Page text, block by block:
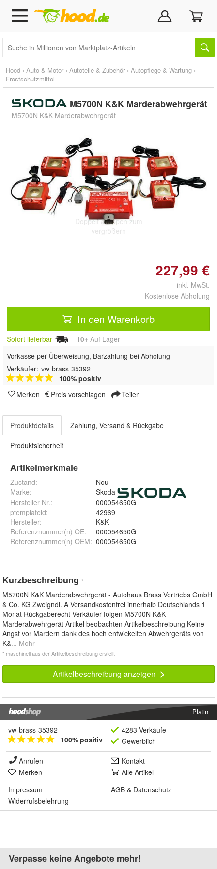
Hood › Auto & Motor › Autoteile & Zubehör › Autopflege & Wartung ›
Frostschutzmittel
M5700N K&K Marderabwehrgerät
M5700N K&K Marderabwehrgerät
Doppelt antippen zum
vergrößern
227,99 €
inkl. MwSt.
Kostenlose Abholung
In den Warenkorb
Sofort lieferbar 10+ Auf Lager
Vorkasse per Überweisung, Barzahlung bei Abholung
Verkäufer: vw-brass-35392
100% positiv
Merken
Preis vorschlagen Teilen
Produktdetails Zahlung, Versand & Rückgabe
Produktsicherheit
Artikelmerkmale
Zustand:
Neu
Marke:
Skoda
Hersteller Nr.:
000054650G
ptemplateid:
42969
Hersteller:
K&K
Referenznummer(n) OE:
000054650G
Referenznummer(n) OEM: 000054650G
Kurzbeschreibung *
M5700N K&K Marderabwehrgerät - Autohaus Brass Vertriebs GmbH
& Co. KG Zweigndl. A Versandkostenfrei innerhalb Deutschlands 1
Monat Rückgaberecht Verkäufer folgen M5700N K&K
Marderabwehrgerät Artikel beobachten Artikelbeschreibung Keine
Angst vor Mardern dank des hoch entwickelten Abwehrgeräts von
K&... Mehr
* maschinell aus der Artikelbeschreibung erstellt
Artikelbeschreibung anzeigen
Platin
vw-brass-35392
100% positiv
4283 Verkäufe
Gewerblich
Anrufen
Kontakt
Merken
Alle Artikel
Impressum
AGB & Datenschutz
Widerrufsbelehrung
Verpasse keine Angebote mehr!